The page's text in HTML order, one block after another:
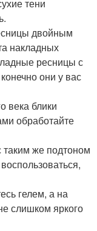
тени
двойным
накладных
ресницы с
они у вас
века блики
обработайте
же подтоном
гелем, а на
слишком яркого